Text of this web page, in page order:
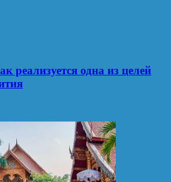
реализуется одна из целей